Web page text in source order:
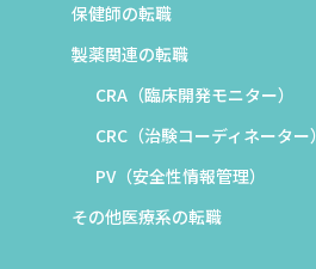
保健師の転職
製薬関連の転職
CRA（臨床開発モニター）
CRC（治験コーディネーター）
PV（安全性情報管理）
その他医療系の転職